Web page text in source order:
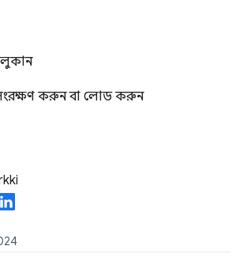
লুকান
সংরক্ষণ করুন বা লোড করুন